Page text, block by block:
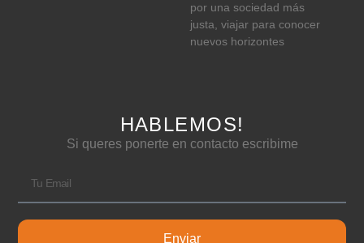
por una sociedad más
justa, viajar para conocer
nuevos horizontes
HABLEMOS!
Si queres ponerte en contacto escribime
Enviar